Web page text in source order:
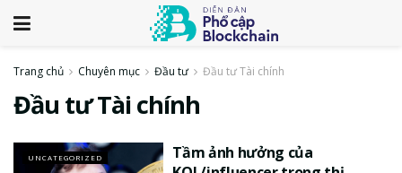
Trang chủ Chuyên mục Đầu tư Đầu tư Tài chính
Đầu tư Tài chính
UNCATEGORIZED
Tầm ảnh hưởng của